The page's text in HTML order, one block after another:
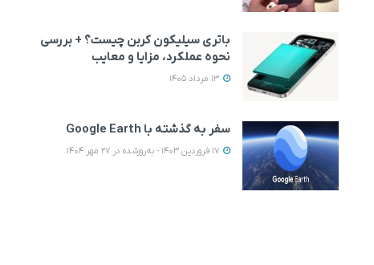
باتری سیلیکون کربن چیست؟ + بررسی
نحوه عملکرد، مزایا و معایب
سفر به گذشته با Google Earth